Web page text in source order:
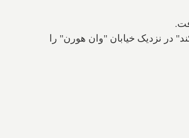
در نزدیک خیابان "وان هورن" را